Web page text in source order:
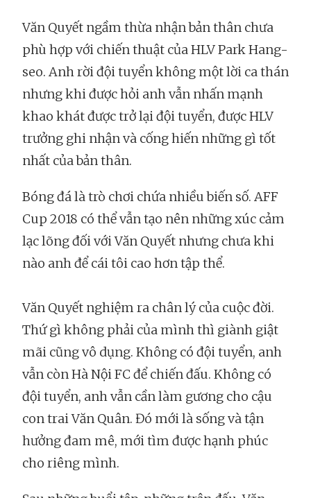
Văn Quyết ngầm thừa nhận bản thân chưa
phù hợp với chiến thuật của HLV Park Hang-
seo. Anh rời đội tuyển không một lời ca thán
nhưng khi được hỏi anh vẫn nhấn mạnh
khao khát được trở lại đội tuyển, được HLV
trưởng ghi nhận và cống hiến những gì tốt
nhất của bản thân.
Bóng đá là trò chơi chứa nhiều biến số. AFF
Cup 2018 có thể vẫn tạo nên những xúc cảm
lạc lõng đối với Văn Quyết nhưng chưa khi
nào anh để cái tôi cao hơn tập thể.
Văn Quyết nghiệm ra chân lý của cuộc đời.
Thứ gì không phải của mình thì giành giật
mãi cũng vô dụng. Không có đội tuyển, anh
vẫn còn Hà Nội FC để chiến đấu. Không có
đội tuyển, anh vẫn cần làm gương cho cậu
con trai Văn Quân. Đó mới là sống và tận
hưởng đam mê, mới tìm được hạnh phúc
cho riêng mình.